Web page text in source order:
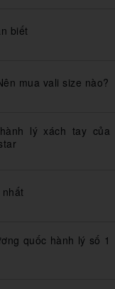
biết
mua vali size nào?
lý xách tay của
quốc hành lý số 1